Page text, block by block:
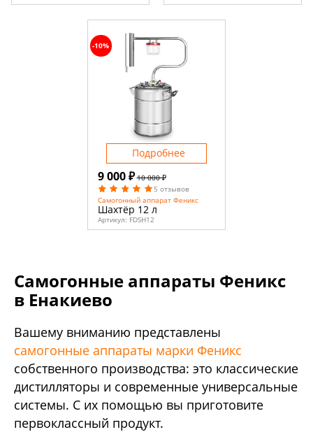
9 000 ₽ 10 000 ₽
5 отзывов
Самогонный аппарат Феникс
Шахтёр 12 л
Артикул: FDSH12
-10%
Подробнее
Самогонные аппараты Феникс
в Енакиево
Вашему вниманию представлены
самогонные аппараты марки Феникс
собственного производства: это классические
дистилляторы и современные универсальные
системы. С их помощью вы приготовите
первоклассный продукт.